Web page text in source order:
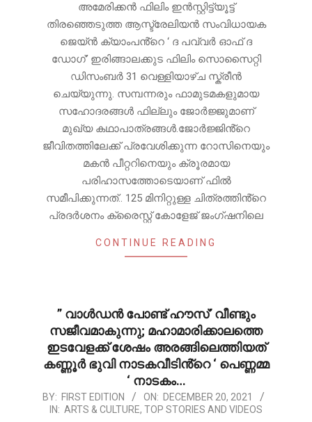
അമേരിക്കൻ ഫിലിം ഇൻസ്റ്റിട്ട്യൂട്ട്
തിരഞ്ഞെടുത്ത ആസ്ട്രേലിയൻ സംവിധായക
ജെയ്ൻ ക്യാംപൻ്റെ ‘ ദ പവ്വർ ഓഫ് ദ
ഡോഗ്’ ഇരിങ്ങാലക്കുട ഫിലിം സൊസൈറ്റി
ഡിസംബർ 31 വെള്ളിയാഴ്ച സ്ക്രീൻ
ചെയ്യുന്നു. സമ്പന്നരും ഫാമുടമകളുമായ
സഹോദരങ്ങൾ ഫില്ലും ജോർജ്ജുമാണ്
മുഖ്യ കഥാപാത്രങ്ങൾ.ജോർജ്ജിൻ്റെ
ജീവിതത്തിലേക്ക് പ്രവേശിക്കുന്ന റോസിനെയും
മകൻ പീറ്ററിനെയും ക്രൂരമായ
പരിഹാസത്തോടെയാണ് ഫിൽ
സമീപിക്കുന്നത്.. 125 മിനിറ്റുള്ള ചിത്രത്തിൻ്റെ
പ്രദർശനം ക്രൈസ്റ്റ് കോളേജ് ജംഗ്ഷനിലെ
CONTINUE READING
” വാൾഡൻ പോണ്ട് ഹൗസ്’ വീണ്ടും
സജീവമാകുന്നു; മഹാമാരിക്കാലത്തെ
ഇടവേളക്ക് ശേഷം അരങ്ങിലെത്തിയത്
കണ്ണൂർ ഭുവി നാടകവീടിൻ്റെ ‘ പെണ്ണമ്മ
‘ നാടകം…
2021-
12-
BY: FIRST EDITION ON: DECEMBER 20, 2021
IN: ARTS & CULTURE, TOP STORIES AND VIDEOS